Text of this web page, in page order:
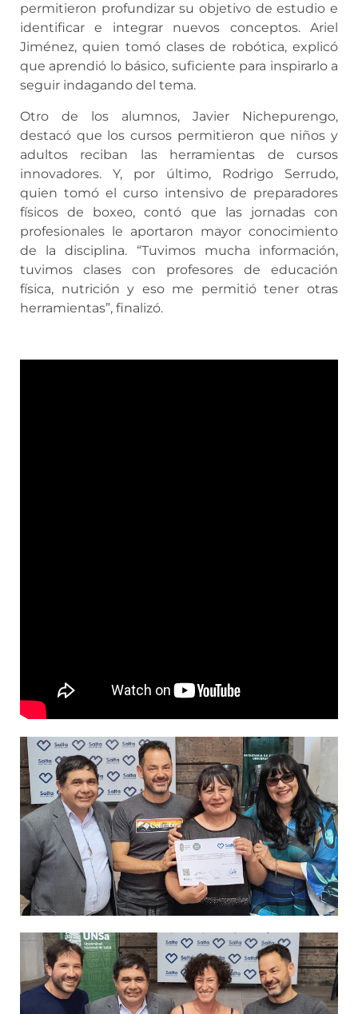
permitieron profundizar su objetivo de estudio e
identificar e integrar nuevos conceptos. Ariel
Jiménez, quien tomó clases de robótica, explicó
que aprendió lo básico, suficiente para inspirarlo a
seguir indagando del tema.
Otro de los alumnos, Javier Nichepurengo,
destacó que los cursos permitieron que niños y
adultos reciban las herramientas de cursos
innovadores. Y, por último, Rodrigo Serrudo,
quien tomó el curso intensivo de preparadores
físicos de boxeo, contó que las jornadas con
profesionales le aportaron mayor conocimiento
de la disciplina. “Tuvimos mucha información,
tuvimos clases con profesores de educación
física, nutrición y eso me permitió tener otras
herramientas”, finalizó.